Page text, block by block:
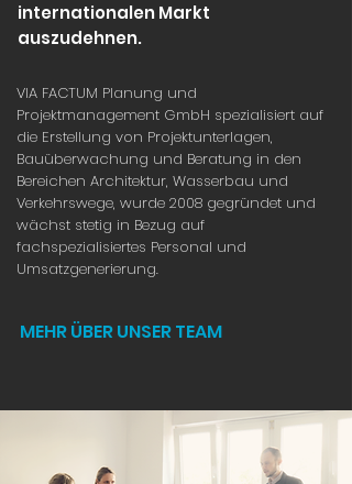
internationalen Markt
auszudehnen.
VIA FACTUM Planung und
Projektmanagement GmbH spezialisiert auf
die Erstellung von Projektunterlagen,
Bauüberwachung und Beratung in den
Bereichen Architektur, Wasserbau und
Verkehrswege, wurde 2008 gegründet und
wächst stetig in Bezug auf
fachspezialisiertes Personal und
Umsatzgenerierung.
MEHR ÜBER UNSER TEAM